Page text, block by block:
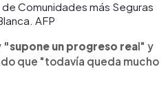
Comunidades más Seguras
AFP
"supone un progreso real" y
que "todavía queda mucho